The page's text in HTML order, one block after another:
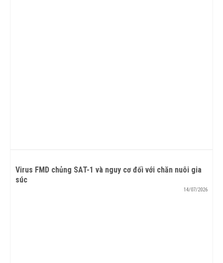
Virus FMD chủng SAT-1 và nguy cơ đối với chăn nuôi gia
súc
14/07/2026